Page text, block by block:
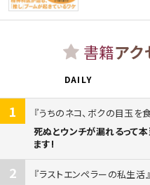
書籍ア
DAILY
1
うちのネコ、ボクの目玉を
死ぬとウンチが漏れるって
ます!
2
ラストエンペラーの私生活